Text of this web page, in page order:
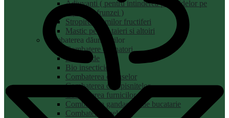
Adjuvanti ( pentru intinderea pesticidelor pe
suprafata frunzei )
Stropirea pomilor fructiferi
Mastic pentru taieri si altoiri
Combaterea dăunătorilor
Combatere daunatori
Insecticide
Bio insecticide
Combaterea capuselor
Combaterea coropisnitelor
Combaterea furnicilor
Combaterea gandacilor de bucatarie
Combaterea melcilor